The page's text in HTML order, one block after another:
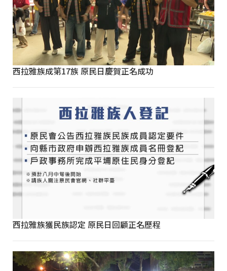
西拉雅族成第17族 原民日慶賀正名成功
西拉雅族獲民族認定 原民日回顧正名歷程